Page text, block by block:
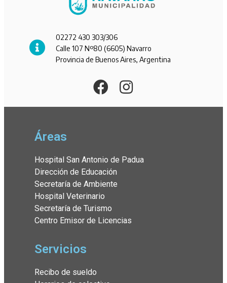
02272 430 303/306
Calle 107 Nº80 (6605) Navarro
Provincia de Buenos Aires, Argentina
Áreas
Hospital San Antonio de Padua
Dirección de Educación
Secretaría de Ambiente
Hospital Veterinario
Secretaría de Turismo
Centro Emisor de Licencias
Servicios
Recibo de sueldo